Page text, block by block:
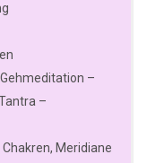
–
–
Meridiane